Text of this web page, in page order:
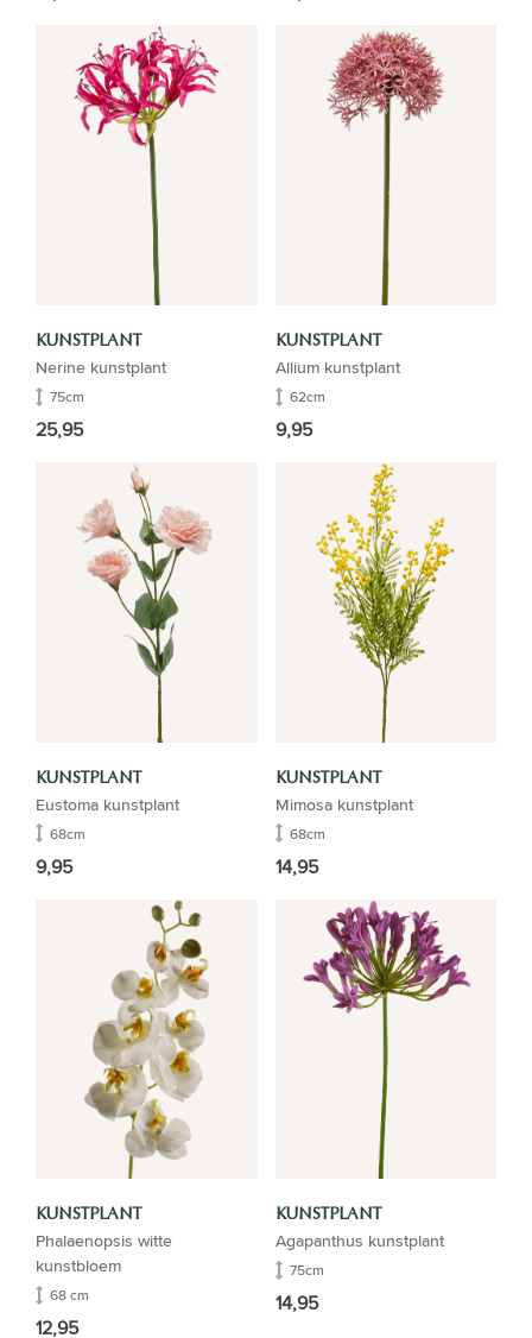
KUNSTPLANT
Nerine kunstplant
75cm
25,95
KUNSTPLANT
Allium kunstplant
62cm
9,95
KUNSTPLANT
Eustoma kunstplant
68cm
9,95
KUNSTPLANT
Mimosa kunstplant
68cm
14,95
KUNSTPLANT
Phalaenopsis witte
kunstbloem
68 cm
12,95
KUNSTPLANT
Agapanthus kunstplant
75cm
14,95